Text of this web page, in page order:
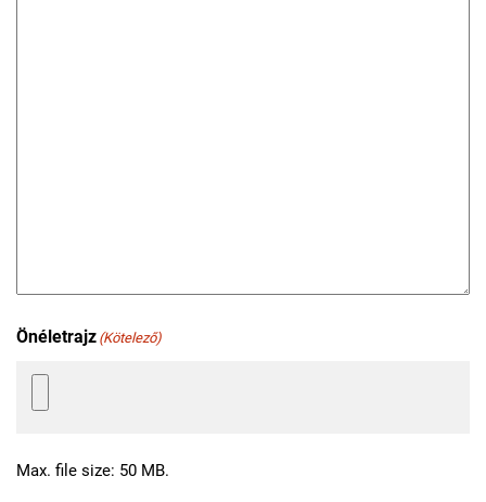
Önéletrajz (Kötelező)
Max. file size: 50 MB.